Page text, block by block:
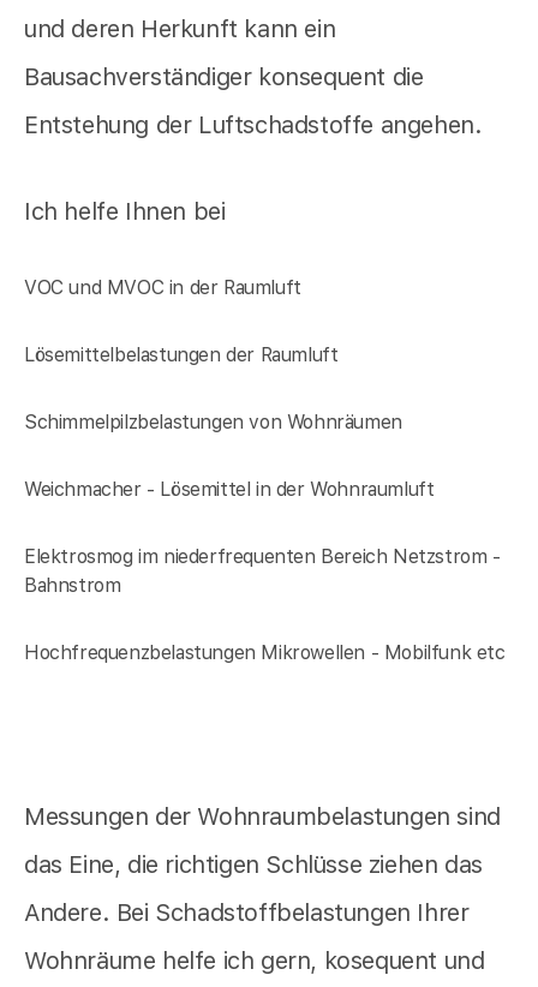
und deren Herkunft kann ein
Bausachverständiger konsequent die
Entstehung der Luftschadstoffe angehen.
Ich helfe Ihnen bei
VOC und MVOC in der Raumluft
Lösemittelbelastungen der Raumluft
Schimmelpilzbelastungen von Wohnräumen
Weichmacher - Lösemittel in der Wohnraumluft
Elektrosmog im niederfrequenten Bereich Netzstrom -
Bahnstrom
Hochfrequenzbelastungen Mikrowellen - Mobilfunk etc
Messungen der Wohnraumbelastungen sind
das Eine, die richtigen Schlüsse ziehen das
Andere. Bei Schadstoffbelastungen Ihrer
Wohnräume helfe ich gern, kosequent und